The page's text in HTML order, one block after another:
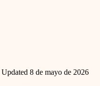
Updated 8 de mayo de 2026